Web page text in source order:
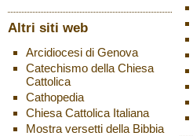
Altri siti web
Arcidiocesi di Genova
Catechismo della Chiesa
Cattolica
Cathopedia
Chiesa Cattolica Italiana
Mostra versetti della Bibbia